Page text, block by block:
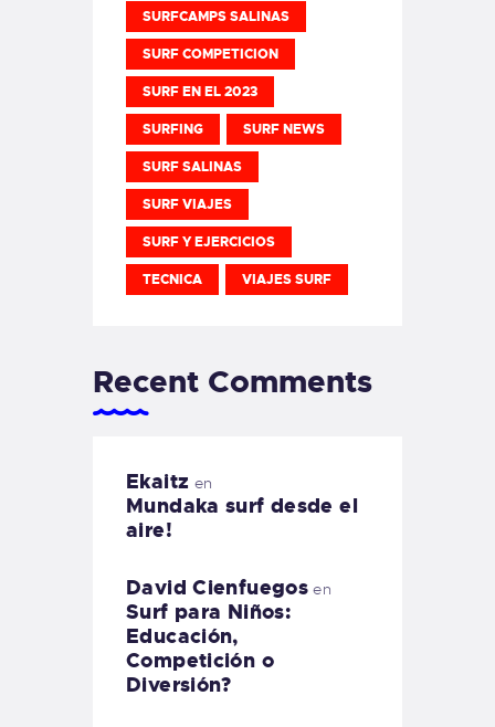
SURFCAMPS SALINAS
SURF COMPETICION
SURF EN EL 2023
SURFING SURF NEWS
SURF SALINAS
SURF VIAJES
SURF Y EJERCICIOS
TECNICA VIAJES SURF
Recent Comments
Ekaitz en
Mundaka surf desde el
aire!
David Cienfuegos en
Surf para Niños:
Educación,
Competición o
Diversión?